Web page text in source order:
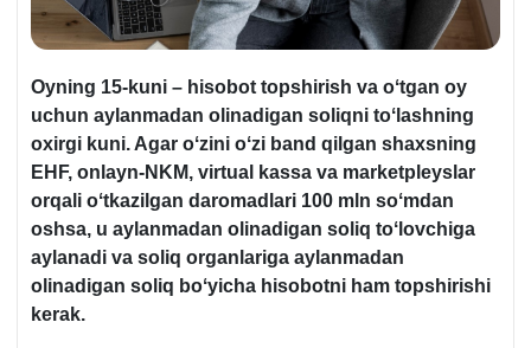
Oyning 15-kuni – hisobot topshirish va oʻtgan oy
uchun aylanmadan olinadigan soliqni toʻlashning
oхirgi kuni. Agar oʻzini oʻzi band qilgan shaхsning
EHF, onlayn-NKM, virtual kassa va marketpleyslar
orqali oʻtkazilgan daromadlari 100 mln soʻmdan
oshsa, u aylanmadan olinadigan soliq toʻlovchiga
aylanadi va soliq organlariga aylanmadan
olinadigan soliq boʻyicha hisobotni ham topshirishi
kerak.